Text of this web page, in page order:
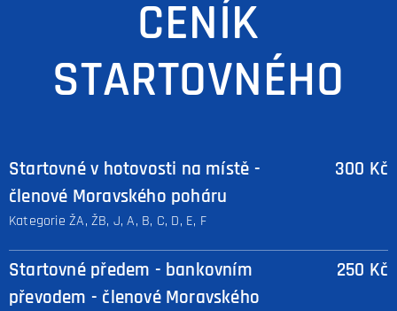
CENÍK
STARTOVNÉHO
Startovné v hotovosti na místě -
členové Moravského poháru
Kategorie ŽA, ŽB, J, A, B, C, D, E, F
300 Kč
Startovné předem - bankovním
převodem - členové Moravského
250 Kč